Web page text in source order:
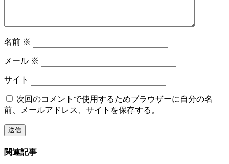
名前 ※
メール ※
サイト
次回のコメントで使用するためブラウザーに自分の名
前、メールアドレス、サイトを保存する。
関連記事